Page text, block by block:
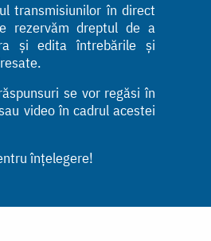
transmisiunilor în direct
rezervăm dreptul de a
și edita întrebările și
se vor regăsi în
video în cadrul acestei
înțelegere!